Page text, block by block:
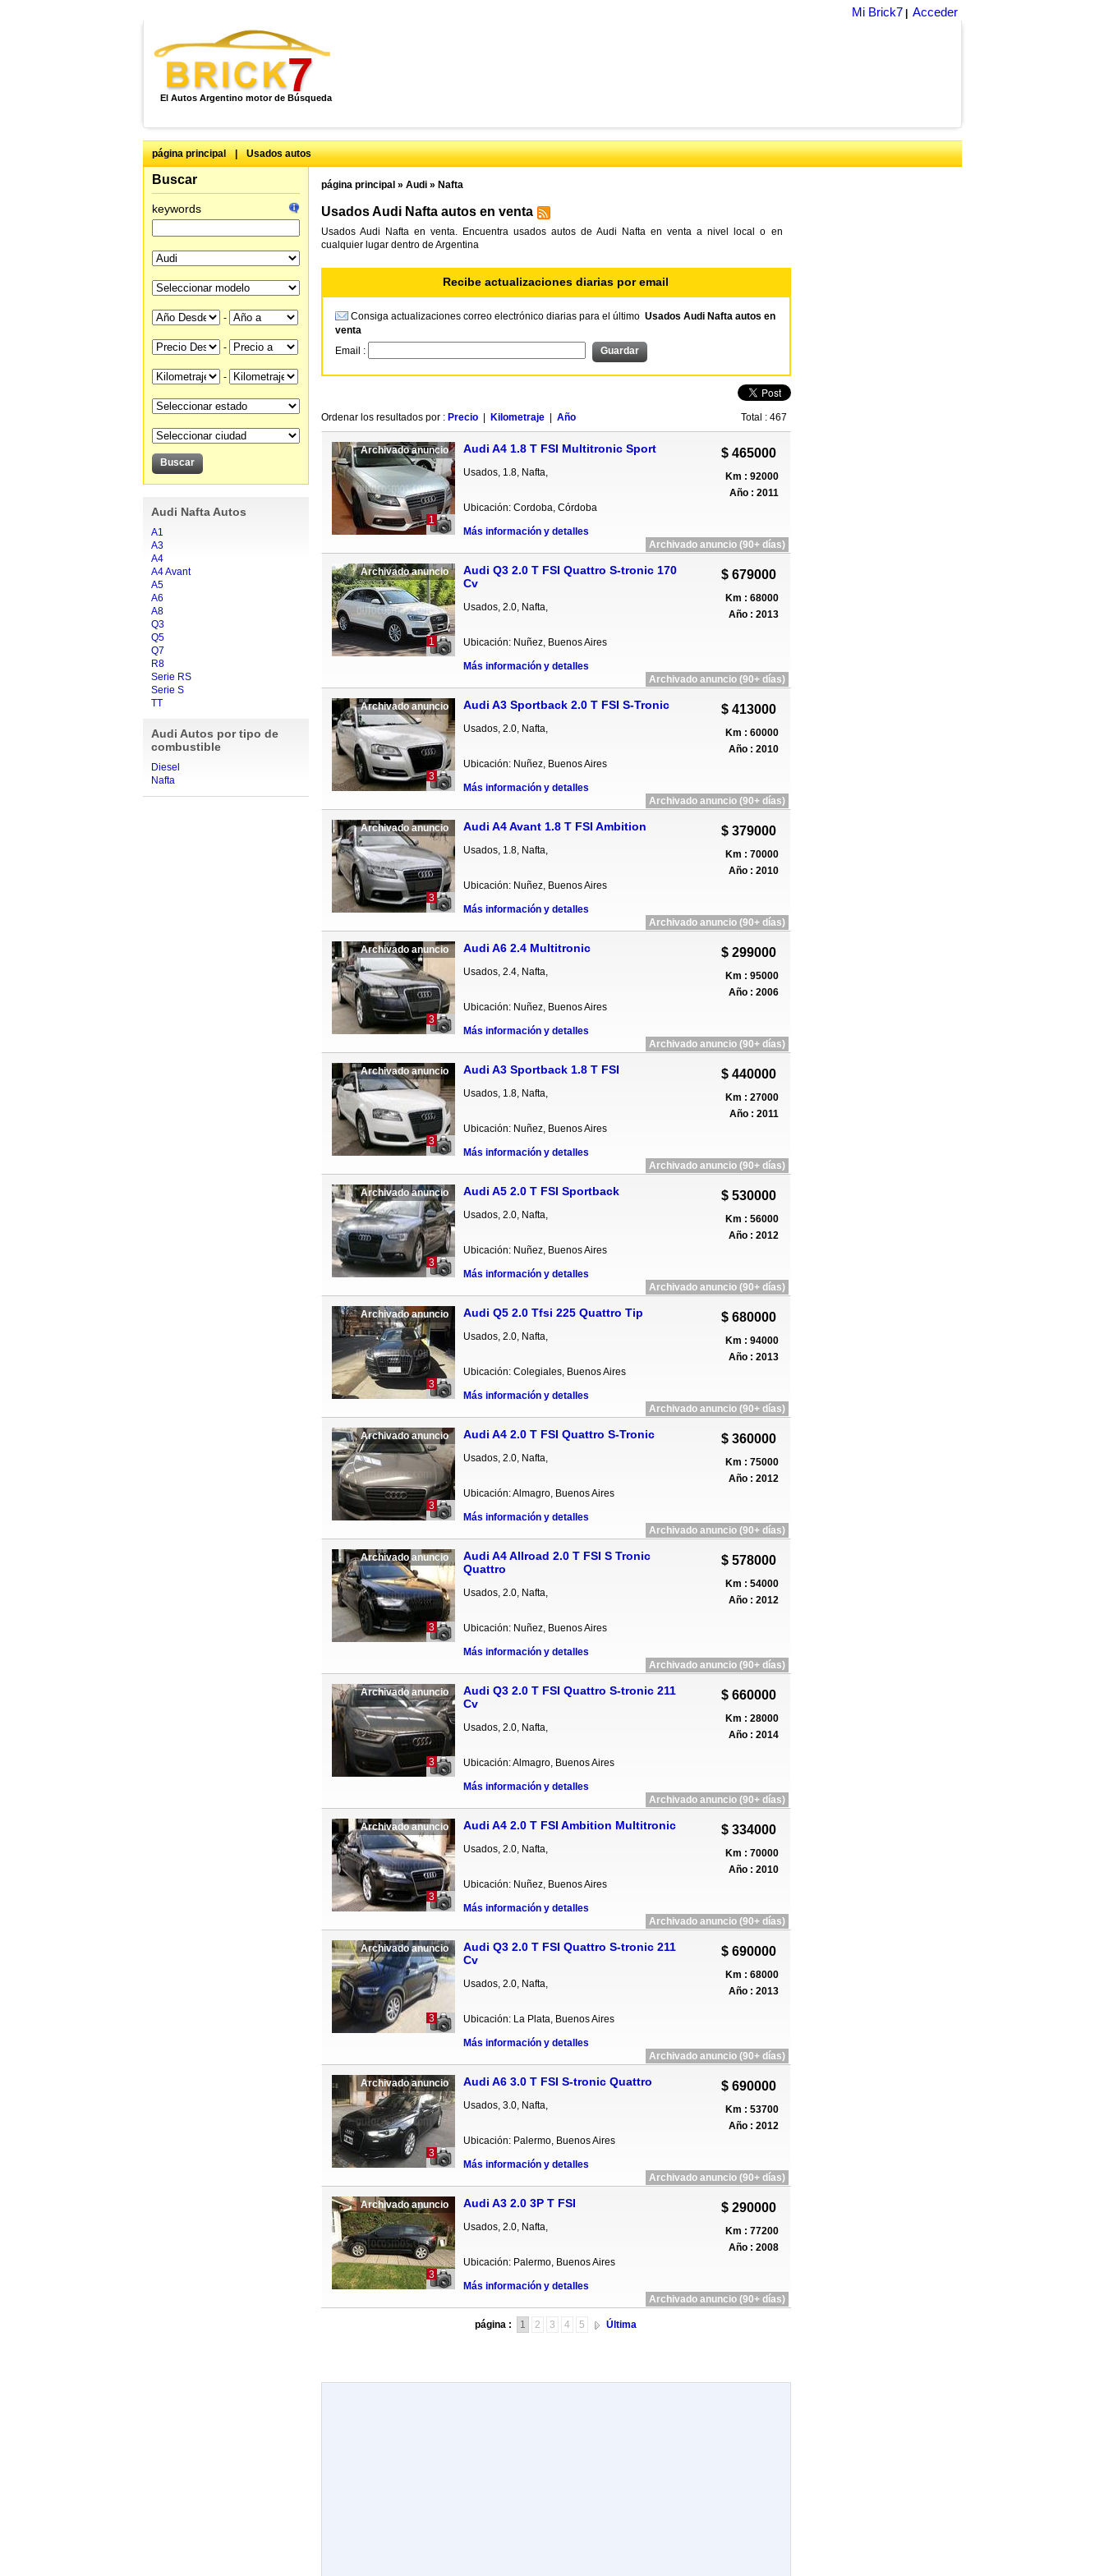
Mi Brick7 Acceder
El Autos Argentino motor de Búsqueda
página principal | Usados autos
Buscar
keywords
-
-
-
Audi Nafta Autos
A1
A3
A4
A4 Avant
A5
A6
A8
Q3
Q5
Q7
R8
Serie RS
Serie S
TT
Audi Autos por tipo de
combustible
Diesel
Nafta
página principal » Audi» Nafta
Usados Audi Nafta autos en venta
Usados Audi Nafta en venta. Encuentra usados autos de Audi Nafta en venta a nivel local o en
cualquier lugar dentro de Argentina
Recibe actualizaciones diarias por email
Consiga actualizaciones correo electrónico diarias para el último Usados Audi Nafta autos en
venta
Email :
Ordenar los resultados por : Precio| Kilometraje| Año Total : 467
Archivado anuncio
1
Audi A4 1.8 T FSI Multitronic Sport
Usados, 1.8, Nafta,
Ubicación: Cordoba, Córdoba
Más información y detalles
$ 465000
Km : 92000
Año : 2011
Archivado anuncio (90+ días)
Archivado anuncio
1
Audi Q3 2.0 T FSI Quattro S-tronic 170
Cv
Usados, 2.0, Nafta,
Ubicación: Nuñez, Buenos Aires
Más información y detalles
$ 679000
Km : 68000
Año : 2013
Archivado anuncio (90+ días)
Archivado anuncio
3
Audi A3 Sportback 2.0 T FSI S-Tronic
Usados, 2.0, Nafta,
Ubicación: Nuñez, Buenos Aires
Más información y detalles
$ 413000
Km : 60000
Año : 2010
Archivado anuncio (90+ días)
Archivado anuncio
3
Audi A4 Avant 1.8 T FSI Ambition
Usados, 1.8, Nafta,
Ubicación: Nuñez, Buenos Aires
Más información y detalles
$ 379000
Km : 70000
Año : 2010
Archivado anuncio (90+ días)
Archivado anuncio
3
Audi A6 2.4 Multitronic
Usados, 2.4, Nafta,
Ubicación: Nuñez, Buenos Aires
Más información y detalles
$ 299000
Km : 95000
Año : 2006
Archivado anuncio (90+ días)
Archivado anuncio
3
Audi A3 Sportback 1.8 T FSI
Usados, 1.8, Nafta,
Ubicación: Nuñez, Buenos Aires
Más información y detalles
$ 440000
Km : 27000
Año : 2011
Archivado anuncio (90+ días)
Archivado anuncio
3
Audi A5 2.0 T FSI Sportback
Usados, 2.0, Nafta,
Ubicación: Nuñez, Buenos Aires
Más información y detalles
$ 530000
Km : 56000
Año : 2012
Archivado anuncio (90+ días)
Archivado anuncio
3
Audi Q5 2.0 Tfsi 225 Quattro Tip
Usados, 2.0, Nafta,
Ubicación: Colegiales, Buenos Aires
Más información y detalles
$ 680000
Km : 94000
Año : 2013
Archivado anuncio (90+ días)
Archivado anuncio
3
Audi A4 2.0 T FSI Quattro S-Tronic
Usados, 2.0, Nafta,
Ubicación: Almagro, Buenos Aires
Más información y detalles
$ 360000
Km : 75000
Año : 2012
Archivado anuncio (90+ días)
Archivado anuncio
3
Audi A4 Allroad 2.0 T FSI S Tronic
Quattro
Usados, 2.0, Nafta,
Ubicación: Nuñez, Buenos Aires
Más información y detalles
$ 578000
Km : 54000
Año : 2012
Archivado anuncio (90+ días)
Archivado anuncio
3
Audi Q3 2.0 T FSI Quattro S-tronic 211
Cv
Usados, 2.0, Nafta,
Ubicación: Almagro, Buenos Aires
Más información y detalles
$ 660000
Km : 28000
Año : 2014
Archivado anuncio (90+ días)
Archivado anuncio
3
Audi A4 2.0 T FSI Ambition Multitronic
Usados, 2.0, Nafta,
Ubicación: Nuñez, Buenos Aires
Más información y detalles
$ 334000
Km : 70000
Año : 2010
Archivado anuncio (90+ días)
Archivado anuncio
3
Audi Q3 2.0 T FSI Quattro S-tronic 211
Cv
Usados, 2.0, Nafta,
Ubicación: La Plata, Buenos Aires
Más información y detalles
$ 690000
Km : 68000
Año : 2013
Archivado anuncio (90+ días)
Archivado anuncio
3
Audi A6 3.0 T FSI S-tronic Quattro
Usados, 3.0, Nafta,
Ubicación: Palermo, Buenos Aires
Más información y detalles
$ 690000
Km : 53700
Año : 2012
Archivado anuncio (90+ días)
Archivado anuncio
3
Audi A3 2.0 3P T FSI
Usados, 2.0, Nafta,
Ubicación: Palermo, Buenos Aires
Más información y detalles
$ 290000
Km : 77200
Año : 2008
Archivado anuncio (90+ días)
página : 1 2 3 4 5 Última